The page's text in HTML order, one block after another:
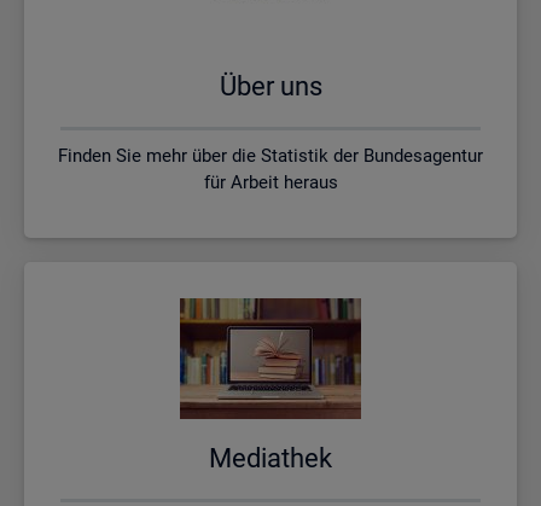
Über uns
Finden Sie mehr über die Statistik der Bundesagentur
für Arbeit heraus
Me­dia­thek